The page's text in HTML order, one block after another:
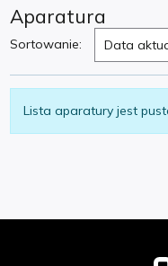
Aparatura
Sortowanie: Data
Lista aparatury jest